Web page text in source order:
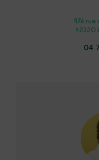
976 rue
42320
04